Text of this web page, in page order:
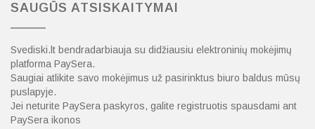
SAUGŪS ATSISKAITYMAI
Svediski.lt bendradarbiauja su didžiausiu elektroninių mokėjimų
platforma PaySera.
Saugiai atlikite savo mokėjimus už pasirinktus biuro baldus mūsų
puslapyje.
Jei neturite PaySera paskyros, galite registruotis spausdami ant
PaySera ikonos